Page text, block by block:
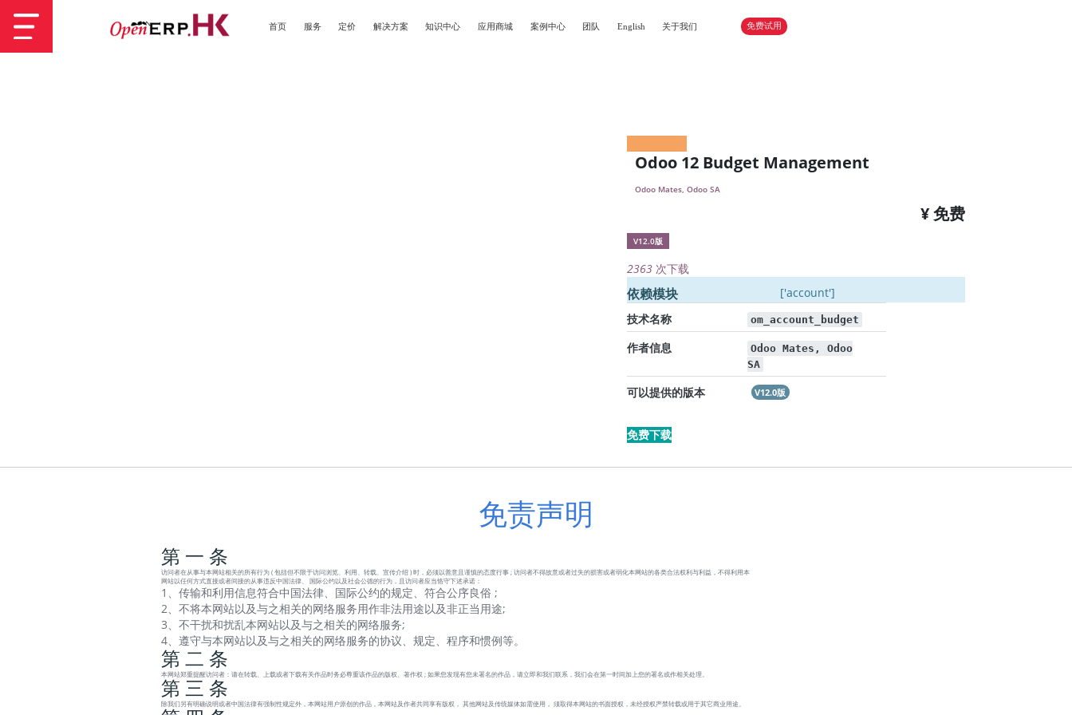
首页 服务 定价 解决方案 知识中心 应用商城 案例中心 团队 English 关于我们 免费试用
Odoo 12 Budget Management
Odoo Mates, Odoo SA
¥ 免费
V12.0版
2363 次下载
依赖模块
['account']
技术名称
om_account_budget
作者信息
Odoo Mates, Odoo
SA
可以提供的版本 V12.0版
免费下载
免责声明
第 一 条
访问者在从事与本网站相关的所有行为 ( 包括但不限于访问浏览、利用、转载、宣传介绍 ) 时，必须以善意且谨慎的态度行事 ; 访问者不得故意或者过失的损害或者弱化本网站的各类合法权利与利益，不得利用本
网站以任何方式直接或者间接的从事违反中国法律、 国际公约以及社会公德的行为，且访问者应当恪守下述承诺：
1、传输和利用信息符合中国法律、国际公约的规定、符合公序良俗 ;
2、不将本网站以及与之相关的网络服务用作非法用途以及非正当用途;
3、不干扰和扰乱本网站以及与之相关的网络服务;
4、遵守与本网站以及与之相关的网络服务的协议、规定、程序和惯例等。
第 二 条
本网站郑重提醒访问者：请在转载、上载或者下载有关作品时务必尊重该作品的版权、著作权 ; 如果您发现有您未署名的作品，请立即和我们联系，我们会在第一时间加上您的署名或作相关处理。
第 三 条
除我们另有明确说明或者中国法律有强制性规定外，本网站用户原创的作品，本网站及作者共同享有版权， 其他网站及传统媒体如需使用， 须取得本网站的书面授权，未经授权严禁转载或用于其它商业用途。